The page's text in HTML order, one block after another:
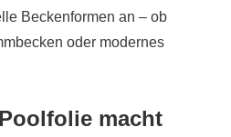
Beckenformen an – ob
oder modernes
macht